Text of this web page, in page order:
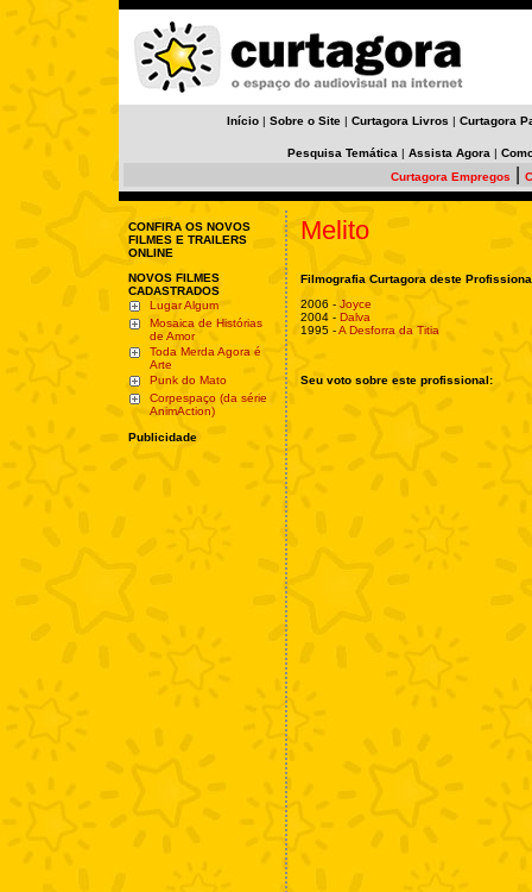
Início | Sobre o Site | Curtagora Livros | Curtagora
Pesquisa Temática | Assista Agora |
Curtagora Empregos
CONFIRA OS NOVOS
FILMES E TRAILERS
ONLINE
NOVOS FILMES
CADASTRADOS
Lugar Algum
Mosaica de Histórias
de Amor
Toda Merda Agora é
Arte
Punk do Mato
Corpespaço (da série
AnimAction)
Publicidade
Melito
Filmografia Curtagora deste
2006 - Joyce
2004 - Dalva
1995 -A Desforra da Titia
Seu voto sobre este profissional: